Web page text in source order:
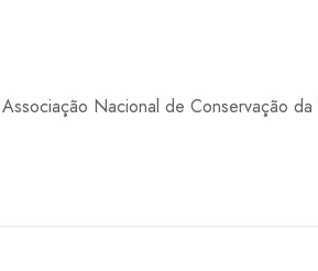
Nacional de Conservação